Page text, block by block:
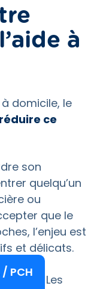
à
domicile, le
ce
son
quelqu’un
ou
que le
l’enjeu est
et délicats.
Les
PCH